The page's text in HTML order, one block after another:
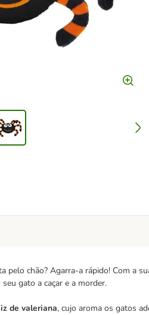
pelo chão? Agarra-a rápido! Com a
gato a caçar e a morder.
de valeriana, cujo aroma os gatos